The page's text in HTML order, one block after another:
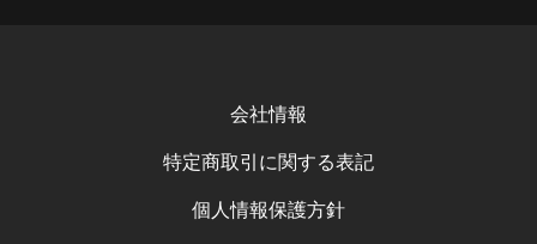
会社情報
特定商取引に関する表記
個人情報保護方針